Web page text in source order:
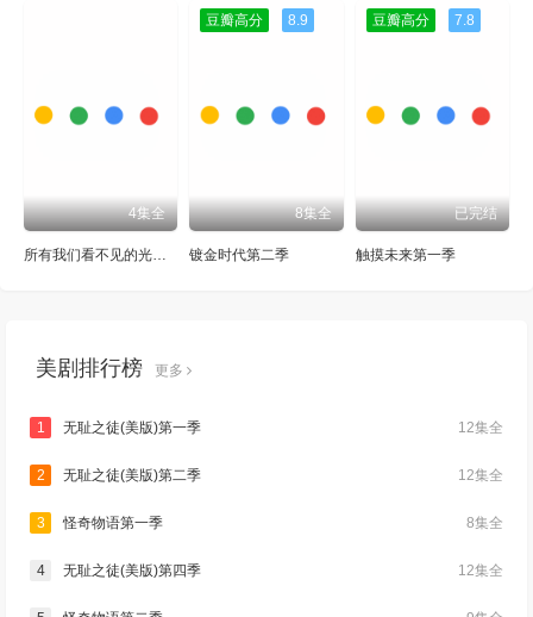
4集全
所有我们看不见的光第一季
豆瓣高分 8.9
8集全
镀金时代第二季
豆瓣高分 7.8
已完结
触摸未来第一季
美剧排行榜 更多
12集全
1 无耻之徒(美版)第一季
12集全
2 无耻之徒(美版)第二季
8集全
3 怪奇物语第一季
12集全
4 无耻之徒(美版)第四季